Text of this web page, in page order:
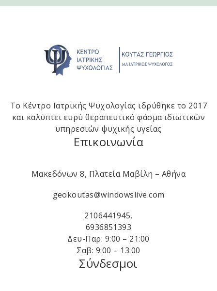
Το Κέντρο Ιατρικής Ψυχολογίας ιδρύθηκε το 2017
και καλύπτει ευρύ θεραπευτικό φάσμα ιδιωτικών
υπηρεσιών ψυχικής υγείας
Επικοινωνία
Μακεδόνων 8, Πλατεία Μαβίλη – Αθήνα
geokoutas@windowslive.com
2106441945,
6936851393
Δευ-Παρ: 9:00 – 21:00
Σαβ: 9:00 – 13:00
Σύνδεσμοι